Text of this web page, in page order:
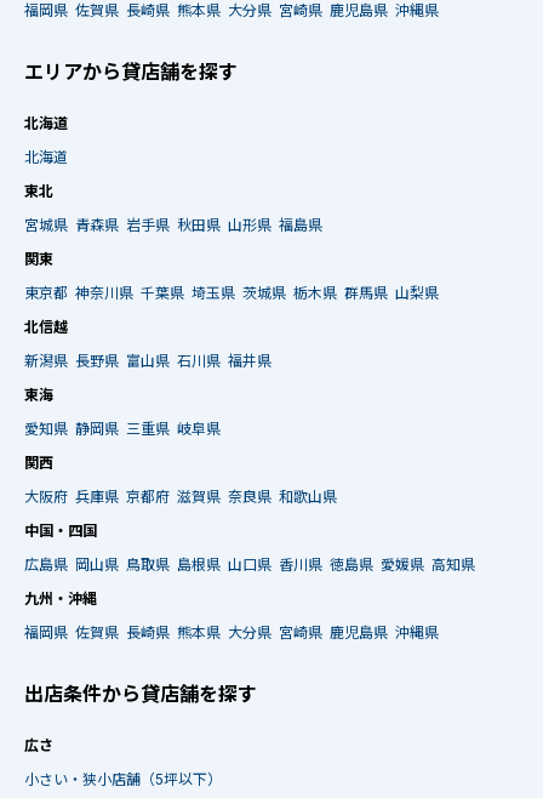
福岡県 佐賀県 長崎県 熊本県 大分県 宮崎県 鹿児島県 沖縄県
エリアから貸店舗を探す
北海道
北海道
東北
宮城県 青森県 岩手県 秋田県 山形県 福島県
関東
東京都 神奈川県 千葉県 埼玉県 茨城県 栃木県 群馬県 山梨県
北信越
新潟県 長野県 富山県 石川県 福井県
東海
愛知県 静岡県 三重県 岐阜県
関西
大阪府 兵庫県 京都府 滋賀県 奈良県 和歌山県
中国・四国
広島県 岡山県 鳥取県 島根県 山口県 香川県 徳島県 愛媛県 高知県
九州・沖縄
福岡県 佐賀県 長崎県 熊本県 大分県 宮崎県 鹿児島県 沖縄県
出店条件から貸店舗を探す
広さ
小さい・狭小店舗（5坪以下）